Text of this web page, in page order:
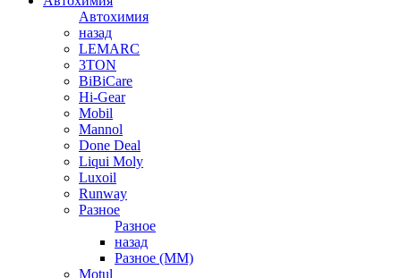
Автохимия
назад
LEMARC
3TON
BiBiCare
Hi-Gear
Mobil
Mannol
Done Deal
Liqui Moly
Luxoil
Runway
Разное
Разное
назад
Разное (ММ)
Motul